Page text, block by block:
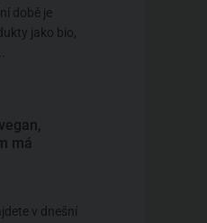
době je
jako bio,
má
v dnešní